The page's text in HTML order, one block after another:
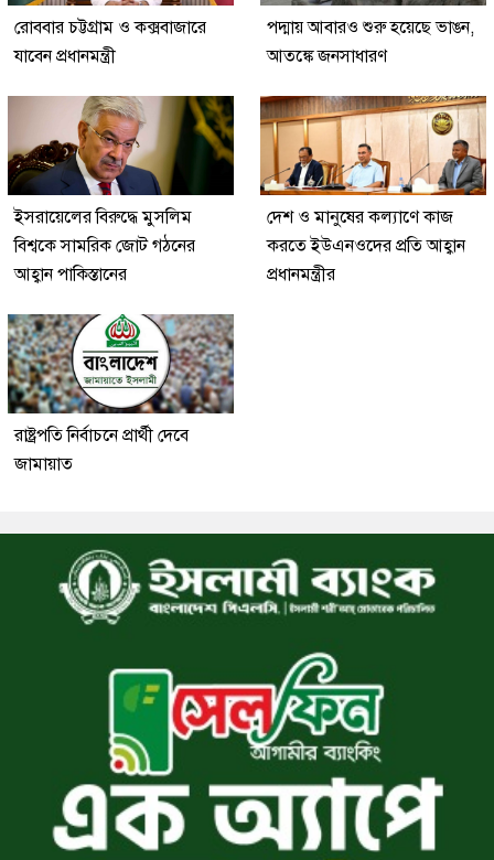
রোববার চট্টগ্রাম ও কক্সবাজারে
যাবেন প্রধানমন্ত্রী
পদ্মায় আবারও শুরু হয়েছে ভাঙন,
আতঙ্কে জনসাধারণ
ইসরায়েলের বিরুদ্ধে মুসলিম
বিশ্বকে সামরিক জোট গঠনের
আহ্বান পাকিস্তানের
দেশ ও মানুষের কল্যাণে কাজ
করতে ইউএনওদের প্রতি আহ্বান
প্রধানমন্ত্রীর
রাষ্ট্রপতি নির্বাচনে প্রার্থী দেবে
জামায়াত